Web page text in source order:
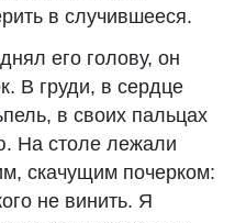
в случившееся.
его голову, он
В груди, в сердце
в своих пальцах
На столе лежали
скачущим почерком:
не винить. Я